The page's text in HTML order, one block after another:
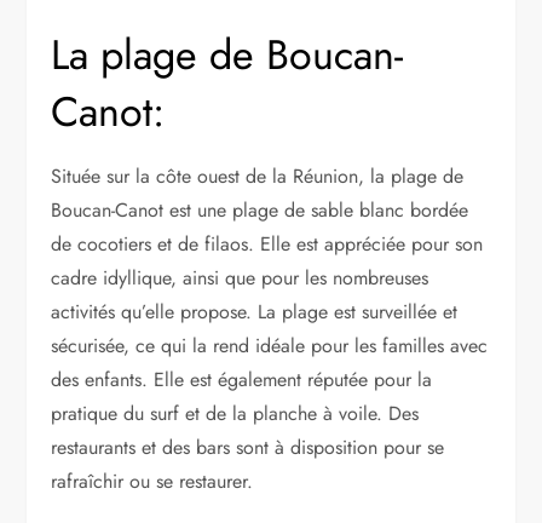
La plage de Boucan-
Canot:
Située sur la côte ouest de la Réunion, la plage de
Boucan-Canot est une plage de sable blanc bordée
de cocotiers et de filaos. Elle est appréciée pour son
cadre idyllique, ainsi que pour les nombreuses
activités qu’elle propose. La plage est surveillée et
sécurisée, ce qui la rend idéale pour les familles avec
des enfants. Elle est également réputée pour la
pratique du surf et de la planche à voile. Des
restaurants et des bars sont à disposition pour se
rafraîchir ou se restaurer.